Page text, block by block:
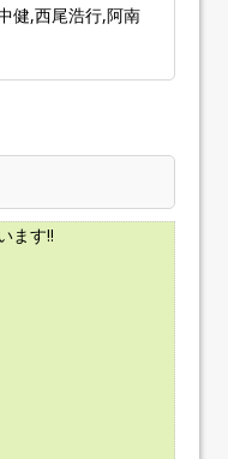
健,西尾浩行,阿南
ます!!